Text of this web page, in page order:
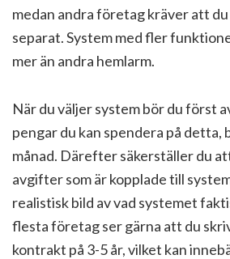
medan andra företag kräver att
separat. System med fler
mer än andra hemlarm.
När du väljer system bör du först
pengar du kan spendera på detta,
månad. Därefter säkerställer du
avgifter som är kopplade till
realistisk bild av vad systemet
flesta företag ser gärna att du
kontrakt på 3-5 år, vilket kan